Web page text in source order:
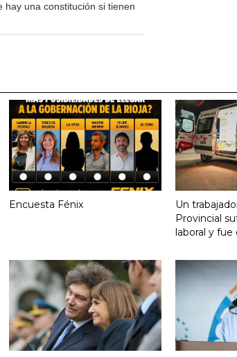
una constitución si tienen
Encuesta Fénix
Un
Provincial
laboral y fue